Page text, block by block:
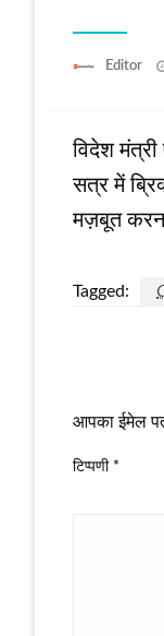
Editor
विदेश
सत्र में
मज़बूत
Tagged:
आपका ईमेल
टिप्पणी *